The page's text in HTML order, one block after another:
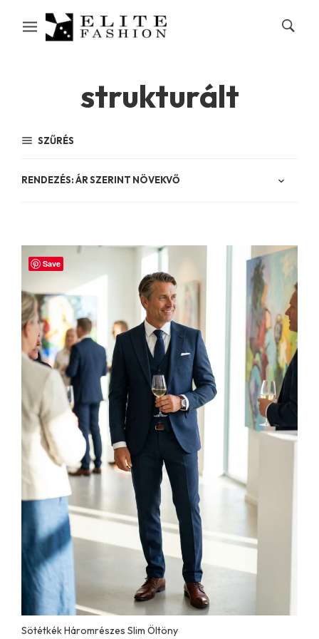
strukturált
SZŰRÉS
Save
Sötétkék Háromrészes Slim Öltöny